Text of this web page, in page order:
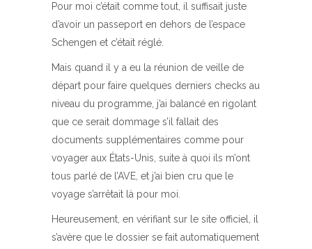
Pour moi c’était comme tout, il suffisait juste
d’avoir un passeport en dehors de l’espace
Schengen et c’était réglé.
Mais quand il y a eu la réunion de veille de
départ pour faire quelques derniers checks au
niveau du programme, j’ai balancé en rigolant
que ce serait dommage s’il fallait des
documents supplémentaires comme pour
voyager aux États-Unis, suite à quoi ils m’ont
tous parlé de l’AVE, et j’ai bien cru que le
voyage s’arrêtait là pour moi.
Heureusement, en vérifiant sur le site officiel, il
s’avère que le dossier se fait automatiquement